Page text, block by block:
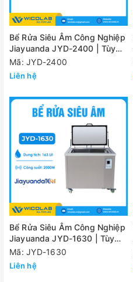
Bể Rửa Siêu Âm Công Nghiệp
Jiayuanda JYD-2400 | Tùy
Chỉnh Kích Thước
Mã: JYD-2400
Liên hệ
Bể Rửa Siêu Âm Công Nghiệp
Jiayuanda JYD-1630 | Tùy
Chỉnh Kích Thước
Mã: JYD-1630
Liên hệ